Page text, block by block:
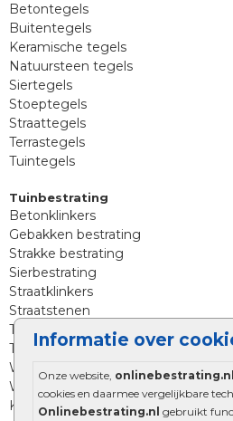
Informatie over
Onze website, onlinebestrating.nl
cookies en daarmee vergelijkbare
Onlinebestrating.nl gebruikt
Betontegels
Buitentegels
Keramische tegels
Natuursteen tegels
Siertegels
Stoeptegels
Straattegels
Terrastegels
Tuintegels
Tuinbestrating
Betonklinkers
Gebakken bestrating
Strakke bestrating
Sierbestrating
Straatklinkers
Straatstenen
Trommelstenen
Tuinstenen
Waalformaat
Wildverband bestrating
Kingstones